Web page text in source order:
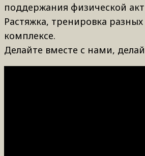
поддержания физической
Растяжка, тренировка
комплексе.
Делайте вместе с нами,